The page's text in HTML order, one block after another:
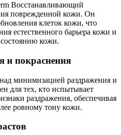
Восстанавливающий
поврежденной кожи. Он
клеток кожи, что
естественного барьера кожи и
состоянию кожи.
и покраснения
минимизацией раздражения и
для тех, кто испытывает
раздражения, обеспечивая
ровному тону кожи.